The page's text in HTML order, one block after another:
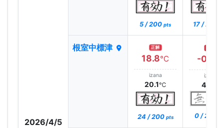
2026/4/5
5 / 200 pts 17 / 200
根室中標津 正解
18.8℃
izana
20.1℃
24 / 200 pts
-0.5
izana
4.4
0 / 200